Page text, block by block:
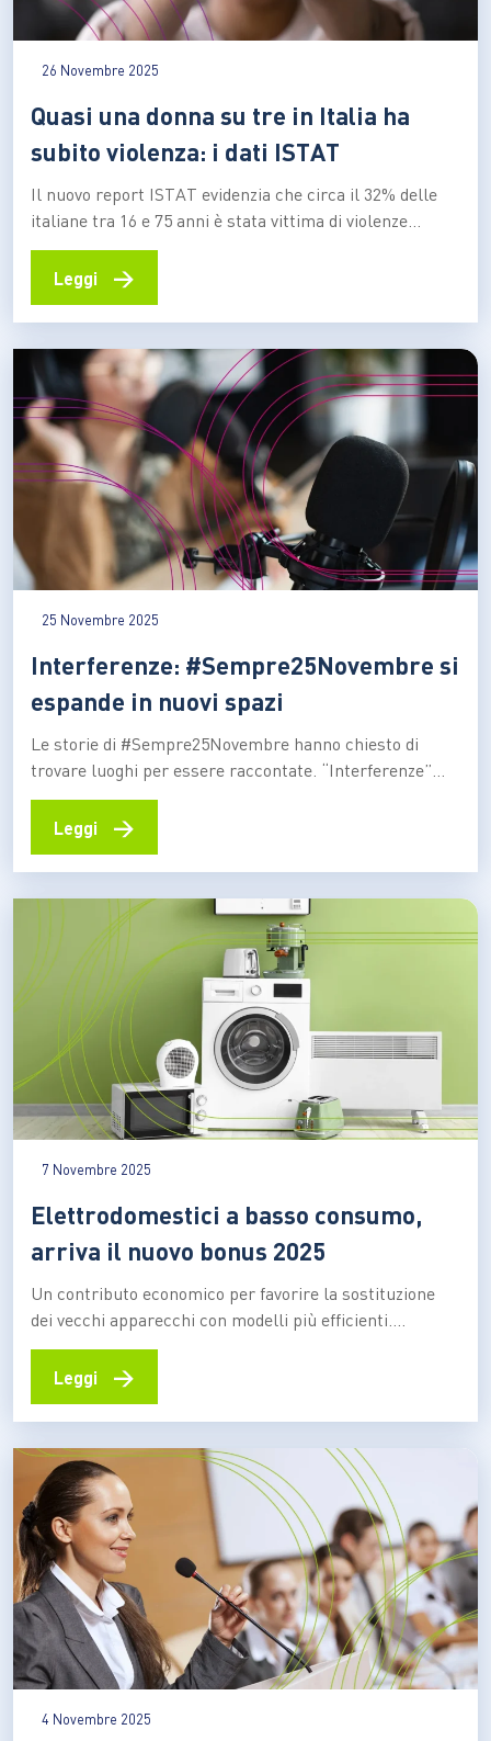
26 Novembre 2025
Quasi una donna su tre in Italia ha
subito violenza: i dati ISTAT
Il nuovo report ISTAT evidenzia che circa il 32% delle
italiane tra 16 e 75 anni è stata vittima di violenze
fisiche o sessuali. Centrale il ruolo di partner ed ex
partner. Cresce la consapevolezza, che porta a
e 400mila,…
Leggi →
25 Novembre 2025
Interferenze: #Sempre25Novembre si
espande in nuovi spazi
Le storie di #Sempre25Novembre hanno chiesto di
trovare luoghi per essere raccontate. “Interferenze”
risponde a questa chiamata attraverso le voci più
influenti del podcasting italiano Dal 2018, Sorgenia
sensibilizzazione contro la violenza sulle donne con il
progetto #Sempre25Novembre, nato dall’idea che la…
Leggi →
7 Novembre 2025
Elettrodomestici a basso consumo,
arriva il nuovo bonus 2025
Un contributo economico per favorire la sostituzione
dei vecchi apparecchi con modelli più efficienti.
L’iniziativa del MIMIT sostiene le famiglie italiane nella
transizione verso un consumo domestico più
sostenibili. È questo l’obiettivo del Bonus
Elettrodomestici 2025, promosso da Ministero delle
Imprese e…
Leggi →
4 Novembre 2025